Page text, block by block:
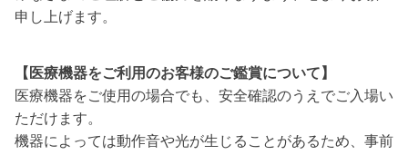
申し上げます。
【医療機器をご利用のお客様のご鑑賞について】
医療機器をご使用の場合でも、安全確認のうえでご入場い
ただけます。
機器によっては動作音や光が生じることがあるため、事前